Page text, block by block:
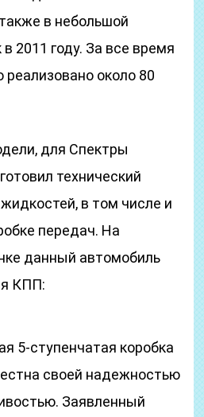
в небольшой
2011 году. За все время
около 80
для Спектры
технический
в том числе и
передач. На
данный автомобиль
КПП:
5-ступенчатая коробка
своей надежностью
Заявленный